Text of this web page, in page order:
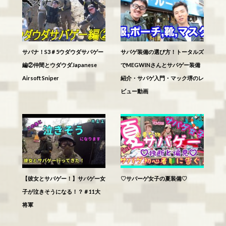
サバナ！S3＃5ウダウダサバゲー
編②仲間とウダウダJapanese
Airsoft Sniper
サバゲ装備の選び方！トータルズ
でMEGWINさんとサバゲー装備
紹介・サバゲ入門・マック堺のレ
ビュー動画
【彼女とサバゲー！】サバゲー女
子が泣きそうになる！？＃11大
将軍
♡サバーゲ女子の夏装備♡